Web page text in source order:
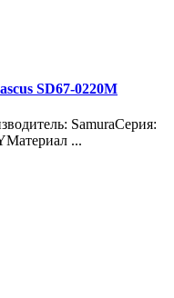
SD67-0220M
SamuraСерия:
...